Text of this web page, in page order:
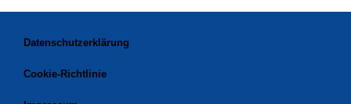
Datenschutzerklärung
Cookie-Richtlinie